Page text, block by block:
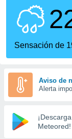
para
que se
calidad.
a este
las
y
forma
digital
basada
Sensación de
Aviso de
Alerta
¡Descarga
Meteored!